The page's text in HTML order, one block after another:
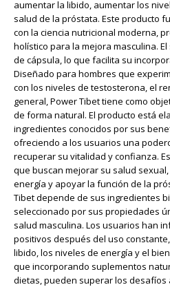
aumentar la libido, aumentar los
salud de la próstata. Este producto
con la ciencia nutricional moderna,
holístico para la mejora masculina.
de cápsula, lo que facilita su
Diseñado para hombres que
con los niveles de testosterona, el
general, Power Tibet tiene como
de forma natural. El producto está
ingredientes conocidos por sus
ofreciendo a los usuarios una
recuperar su vitalidad y confianza.
que buscan mejorar su salud
energía y apoyar la función de la
Tibet depende de sus ingredientes
seleccionado por sus propiedades
salud masculina. Los usuarios han
positivos después del uso
libido, los niveles de energía y el
que incorporando suplementos
dietas, pueden superar los desafíos